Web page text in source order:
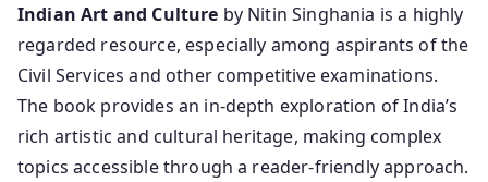
Indian Art and Culture by Nitin Singhania is a highly
regarded resource, especially among aspirants of the
Civil Services and other competitive examinations.
The book provides an in-depth exploration of India’s
rich artistic and cultural heritage, making complex
topics accessible through a reader-friendly approach.